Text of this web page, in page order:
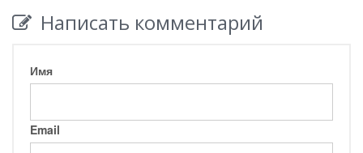
Написать комментарий
Имя
Email